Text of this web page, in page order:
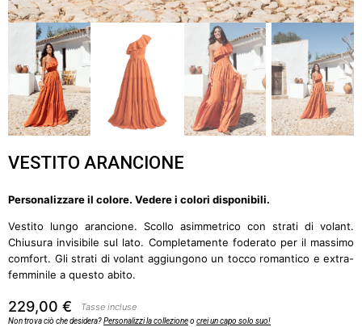
VESTITO ARANCIONE
Personalizzare il colore. Vedere i colori disponibili.
Vestito lungo arancione. Scollo asimmetrico con strati di volant.
Chiusura invisibile sul lato. Completamente foderato per il massimo
comfort. Gli strati di volant aggiungono un tocco romantico e extra-
femminile a questo abito.
229,00 € Tasse incluse
Non trova ciò che desidera?Personalizzi la collezioneo crei un capo solo suo!